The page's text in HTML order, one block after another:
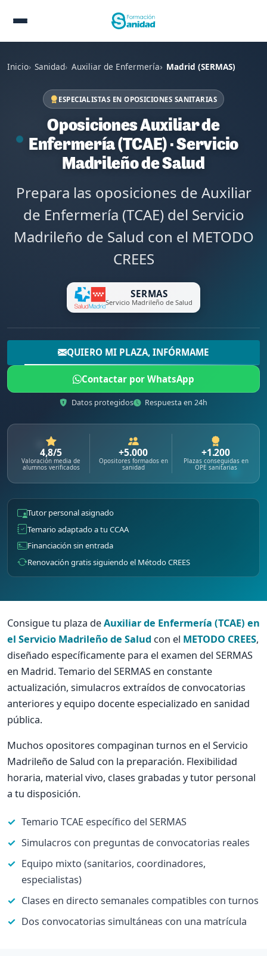
Inicio Sanidad Auxiliar de Enfermería Madrid (SERMAS)
ESPECIALISTAS EN OPOSICIONES SANITARIAS
Oposiciones Auxiliar de
Enfermería (TCAE) · Servicio
Madrileño de Salud
Prepara las oposiciones de Auxiliar
de Enfermería (TCAE) del Servicio
Madrileño de Salud con el METODO
CREES
SERMAS
Servicio Madrileño de Salud
QUIERO MI PLAZA, INFÓRMAME
Contactar por WhatsApp
Datos protegidos Respuesta en 24h
4,8/5
Valoración media de
alumnos verificados
+5.000
Opositores formados en
sanidad
+1.200
Plazas conseguidas en
OPE sanitarias
Tutor personal asignado
Temario adaptado a tu CCAA
Financiación sin entrada
Renovación gratis siguiendo el Método CREES
Consigue tu plaza deAuxiliar de Enfermería (TCAE) en
el Servicio Madrileño de Salud con el METODO CREES,
diseñado específicamente para el examen del SERMAS
en Madrid. Temario del SERMAS en constante
actualización, simulacros extraídos de convocatorias
anteriores y equipo docente especializado en sanidad
pública.
Muchos opositores compaginan turnos en el Servicio
Madrileño de Salud con la preparación. Flexibilidad
horaria, material vivo, clases grabadas y tutor personal
a tu disposición.
Temario TCAE específico del SERMAS
Simulacros con preguntas de convocatorias reales
Equipo mixto (sanitarios, coordinadores,
especialistas)
Clases en directo semanales compatibles con turnos
Dos convocatorias simultáneas con una matrícula